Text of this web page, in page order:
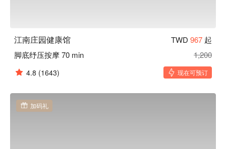
江南庄园健康馆 TWD 967 起
脚底纾压按摩 70 min
1,200
4.8 (1643) 现在可预订
加码礼